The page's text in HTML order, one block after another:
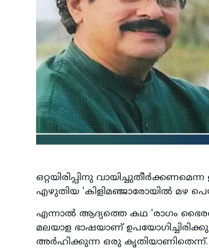
ഒറ്റയിരിപ്പിനു
എഴുതിയ 'കിളിമഞ്ജാരോയില്‍ മഴ
എന്നാല്‍ ആദ്യത്തെ കഥ 'രാഗം
മലയാള ഭാഷയാണ്
അര്‍ഹിക്കുന്ന ഒരു കൃതിയാണിതെന്ന്.